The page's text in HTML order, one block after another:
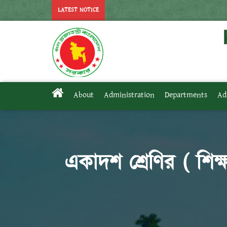
LATEST NOTICE
About Administration Departments
একাদশ শ্রেণির (